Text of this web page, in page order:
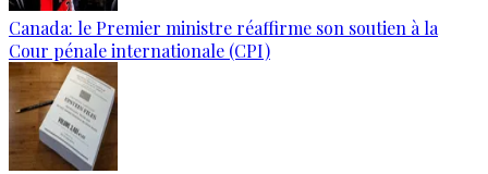
Canada: le Premier ministre réaffirme son soutien à la
Cour pénale internationale (CPI)